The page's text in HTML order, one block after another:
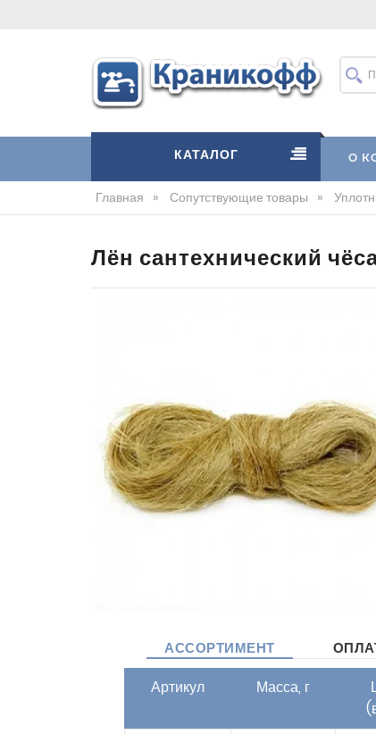
КАТАЛОГ О
Главная » Сопутствующие товары »
Лён сантехнический
АССОРТИМЕНТ
Артикул Масса, г